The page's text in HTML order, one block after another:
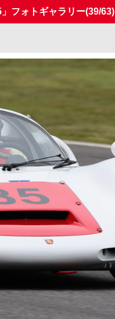
フォトギャラリー(39/63)